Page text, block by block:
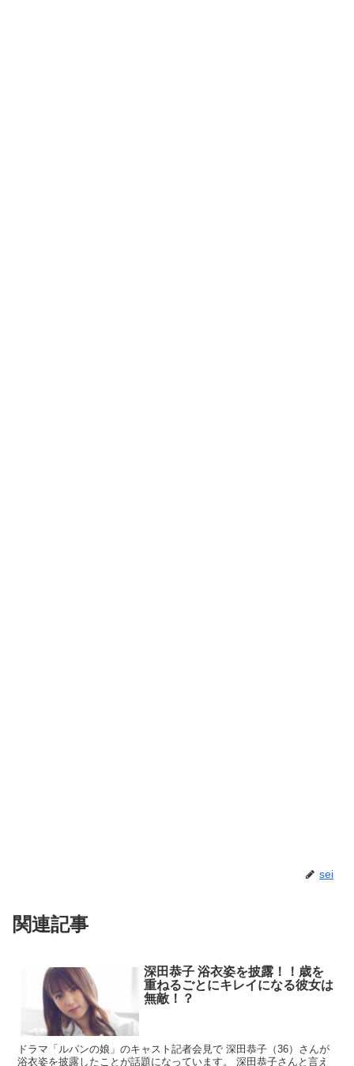
sei
関連記事
深田恭子 浴衣姿を披露！！歳を
重ねるごとにキレイになる彼女は
無敵！？
ドラマ「ルパンの娘」のキャスト記者会見で 深田恭子（36）さんが
浴衣姿を披露したことが話題になっています。 深田恭子さんと言え